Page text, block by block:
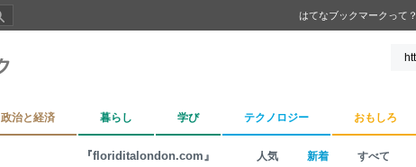
はてなブックマークって？
政治と経済 暮らし 学び テクノロジー おもしろ
『floriditalondon.com』 人気 新着 すべて